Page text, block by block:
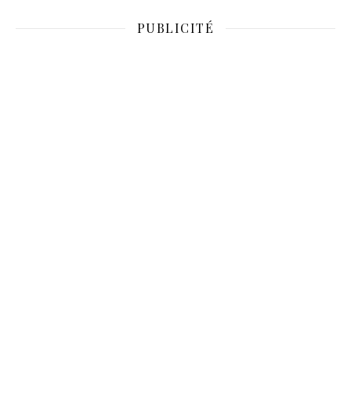
PUBLICITÉ